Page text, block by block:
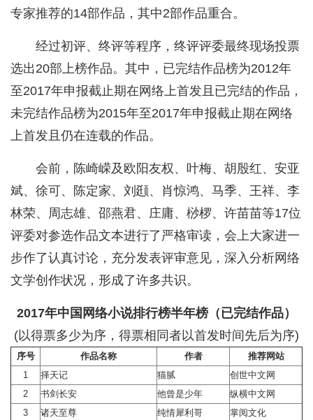
专家推荐的14部作品，其中2部作品重合。
经过初评、终评等程序，终评评委最终现场投票
选出20部上榜作品。其中，已完结作品榜为2012年
至2017年申报截止期在网络上首发且已完结的作品，
未完结作品榜为2015年至2017年申报截止期在网络
上首发且仍在连载的作品。
会前，陈崎嵘及欧阳友权、叶梅、胡殷红、安亚
斌、徐可、陈定家、刘颋、肖惊鸿、马季、王祥、李
林荣、周志雄、邵燕君、庄庸、桫椤、许苗苗等17位
评委对参选作品文本进行了严格审读，会上大家进一
步作了认真讨论，充分发表评审意见，深入分析网络
文学创作状况，形成了许多共识。
2017年中国网络小说排行榜半年榜（已完结作品）
(以得票多少为序，得票相同者以首发时间先后为序)
序号 作品名称 作者
推荐网站
1
择天记 猫腻
创世中文网
2
书剑长安 他曾是少年
纵横中文网
3
诸天至尊 纯情犀利哥
掌阅文化